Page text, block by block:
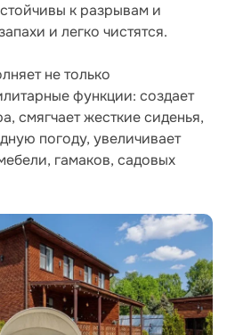
к разрывам и
и легко чистятся.
не только
функции: создает
смягчает жесткие сиденья,
погоду, увеличивает
гамаков, садовых